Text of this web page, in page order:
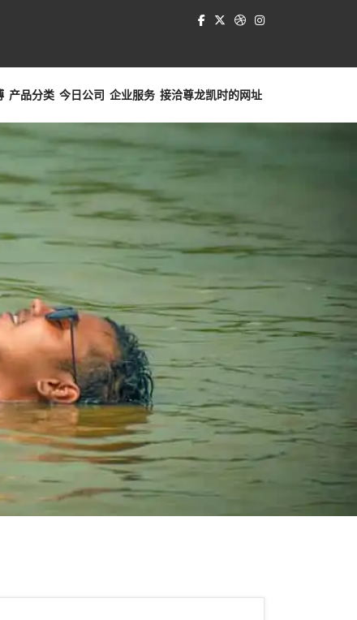
产品分类 今日公司 企业服务 接洽尊龙凯时的网址